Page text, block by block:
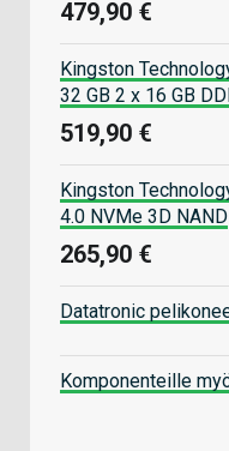
479,90 €
Kingston
32 GB 2 x 16 GB
519,90 €
Kingston
4.0 NVMe 3D NAND
265,90 €
Datatronic
Komponenteille